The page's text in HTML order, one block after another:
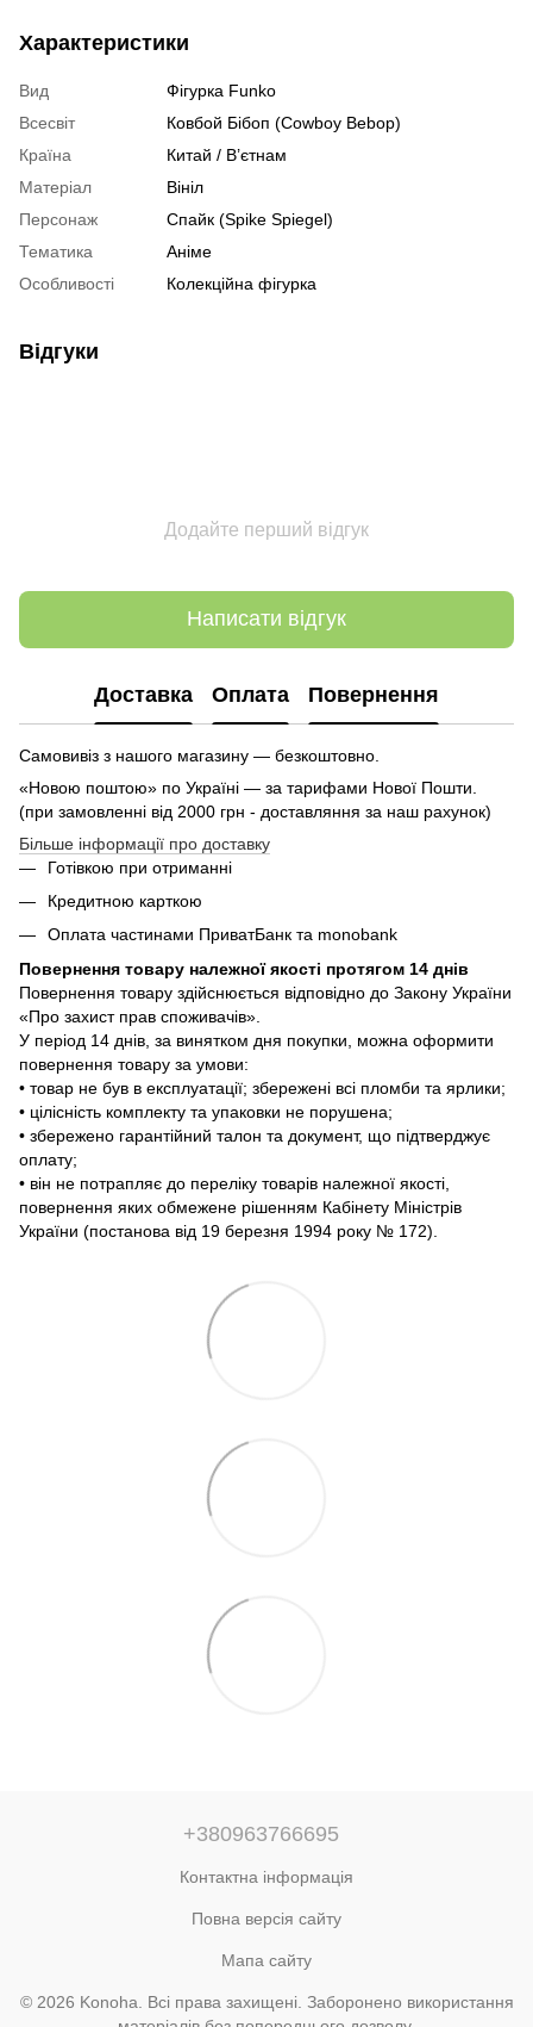
Характеристики
Вид
Фігурка Funko
Всесвіт
Ковбой Бібоп (Cowboy Bebop)
Країна
Китай / В’єтнам
Матеріал
Вініл
Персонаж
Спайк (Spike Spiegel)
Тематика
Аніме
Особливості
Колекційна фігурка
Відгуки
Додайте перший відгук
Написати відгук
Доставка Оплата Повернення
Самовивіз з нашого магазину — безкоштовно.
«Новою поштою» по Україні — за тарифами Нової Пошти.
(при замовленні від 2000 грн - доставляння за наш рахунок)
Більше інформації про доставку
Готівкою при отриманні
Кредитною карткою
Оплата частинами ПриватБанк та monobank
Повернення товару належної якості протягом 14 днів
Повернення товару здійснюється відповідно до Закону України
«Про захист прав споживачів».
У період 14 днів, за винятком дня покупки, можна оформити
повернення товару за умови:
• товар не був в експлуатації; збережені всі пломби та ярлики;
• цілісність комплекту та упаковки не порушена;
• збережено гарантійний талон та документ, що підтверджує
оплату;
• він не потрапляє до переліку товарів належної якості,
повернення яких обмежене рішенням Кабінету Міністрів
України (постанова від 19 березня 1994 року № 172).
+380963766695
Контактна інформація
Повна версія сайту
Мапа сайту
© 2026 Konoha. Всі права захищені. Заборонено використання